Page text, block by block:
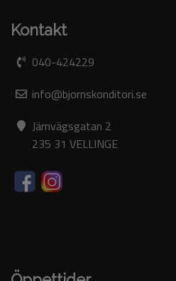
Kontakt
040-424229
info@bjornskonditori.se
Järnvägsgatan 2
235 31 VELLINGE